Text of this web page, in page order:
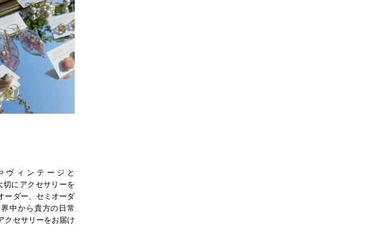
ヴィンテージと
切にアクセサリーを
ーダー、セミオーダ
中から貴方の日常
クセサリーをお届け